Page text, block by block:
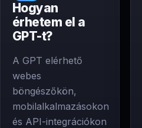
Hogyan
érhetem el a
GPT-t?
A GPT elérhető
webes
böngészőkön,
mobilalkalmazásokon
és API-integrációkon